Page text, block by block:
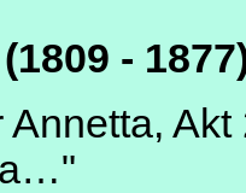
-
Annetta,